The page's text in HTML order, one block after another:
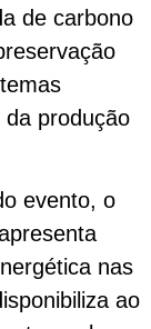
de carbono
produção
evento, o
nas
ao